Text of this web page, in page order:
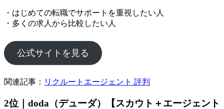
・はじめての転職でサポートを重視したい人
・多くの求人から比較したい人
公式サイトを見る
関連記事： リクルートエージェント 評判
2位｜doda（デューダ）【スカウト＋エージェント